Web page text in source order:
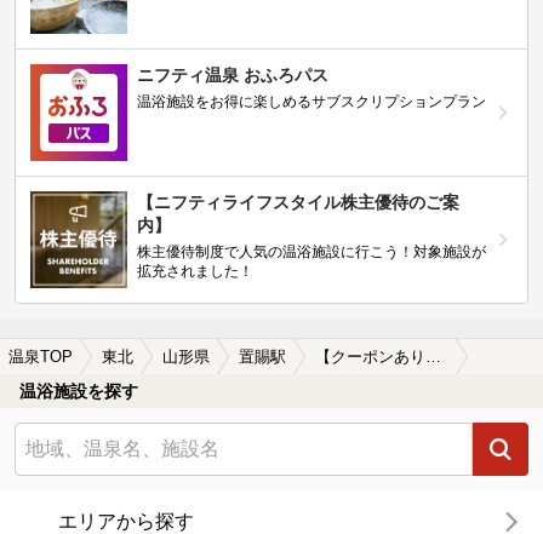
ニフティ温泉 おふろパス
温浴施設をお得に楽しめるサブスクリプションプラン
【ニフティライフスタイル株主優待のご案
内】
株主優待制度で人気の温浴施設に行こう！対象施設が
拡充されました！
温泉TOP 東北 山形県 置賜駅 【クーポンあり】食事が楽しめる置賜駅近くの温泉、日帰り温泉、スーパー銭湯おすすめ
温浴施設を探す
エリアから探す